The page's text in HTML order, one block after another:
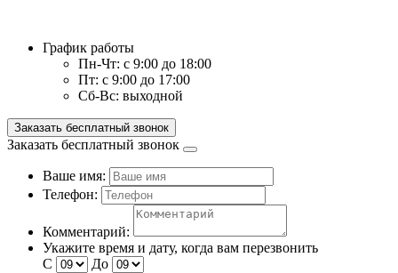
График работы
Пн-Чт: с 9:00 до 18:00
Пт: с 9:00 до 17:00
Сб-Вс: выходной
Заказать бесплатный звонок
Заказать бесплатный звонок
Ваше имя:
Телефон:
Комментарий:
Укажите время и дату, когда вам перезвонить
С
До